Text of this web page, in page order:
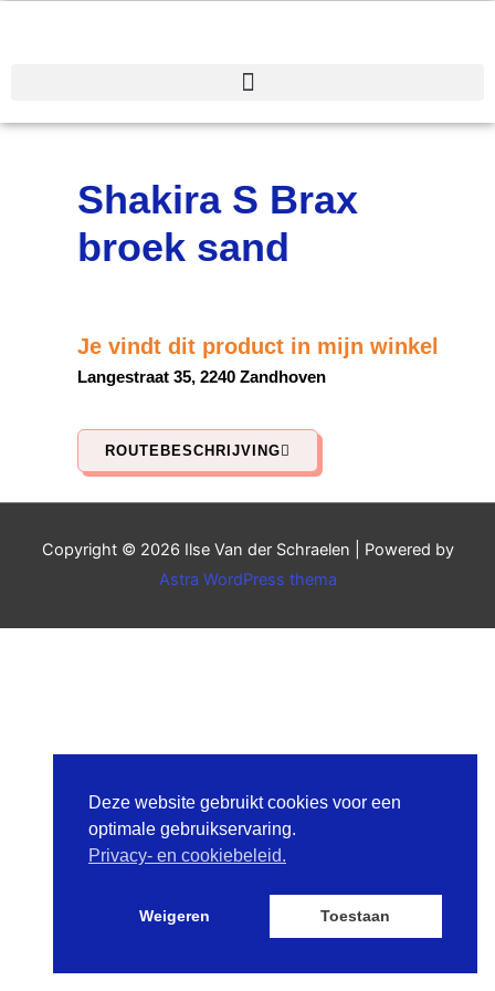
Shakira S Brax
broek sand
Je vindt dit product in mijn winkel
Langestraat 35, 2240 Zandhoven
ROUTEBESCHRIJVING
Copyright © 2026 Ilse Van der Schraelen | Powered by
Astra WordPress thema
Deze website gebruikt cookies voor een
optimale gebruikservaring.
Privacy- en cookiebeleid.
Weigeren Toestaan